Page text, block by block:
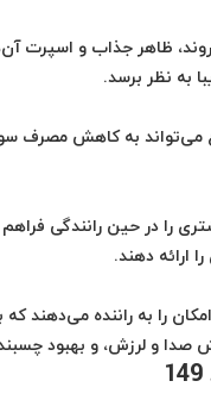
دلایلی که چرا رانندگان به سراغ رینگ‌های
به نظر برسد.
می‌تواند به کاهش
امنیت بیشتری را در حین
ارائه دهند.
امکان را به راننده می‌دهند
صدا و لرزش، و بهبود